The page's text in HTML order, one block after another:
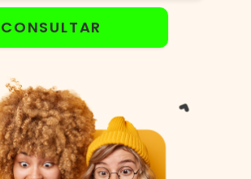
CONSULTAR